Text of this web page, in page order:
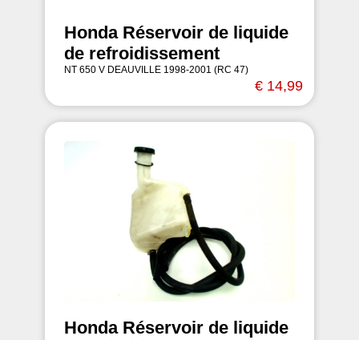
Honda Réservoir de liquide
de refroidissement
NT 650 V DEAUVILLE 1998-2001 (RC 47)
€ 14,99
Honda Réservoir de liquide